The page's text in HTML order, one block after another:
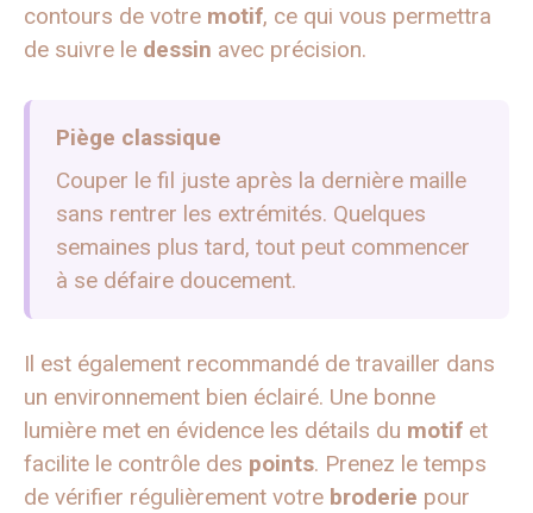
contours de votre motif, ce qui vous permettra
de suivre le dessin avec précision.
Piège classique
Couper le fil juste après la dernière maille
sans rentrer les extrémités. Quelques
semaines plus tard, tout peut commencer
à se défaire doucement.
Il est également recommandé de travailler dans
un environnement bien éclairé. Une bonne
lumière met en évidence les détails du motif et
facilite le contrôle des points. Prenez le temps
de vérifier régulièrement votre broderie pour